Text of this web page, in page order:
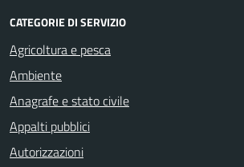
CATEGORIE DI SERVIZIO
Agricoltura e pesca
Ambiente
Anagrafe e stato civile
Appalti pubblici
Autorizzazioni